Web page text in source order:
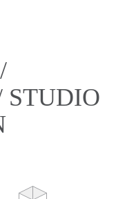
STUDIO